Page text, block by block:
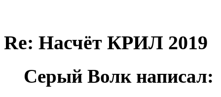
Re: Насчёт КРИЛ 2019
Серый Волк написал: